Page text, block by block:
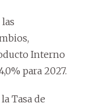
Interno
para 2027.
Tasa de